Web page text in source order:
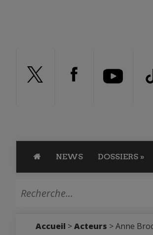
NEWS DOSSIERS »
Accueil >Acteurs > Anne